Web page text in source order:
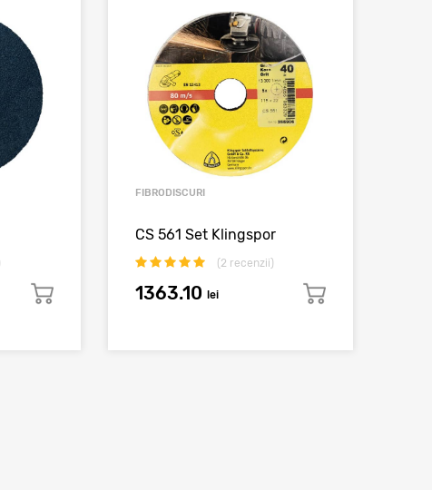
FIBRODISCURI
CS 561 Set Klingspor
(2 recenzii)
1363.10 lei